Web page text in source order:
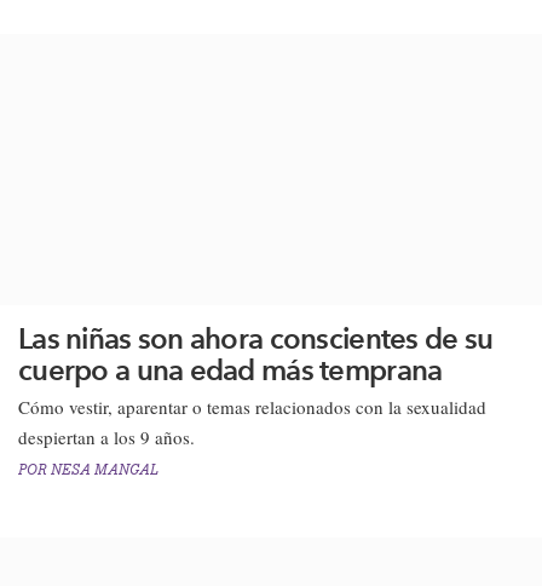
Las niñas son ahora conscientes de su
cuerpo a una edad más temprana
Cómo vestir, aparentar o temas relacionados con la sexualidad
despiertan a los 9 años.​
POR NESA MANGAL